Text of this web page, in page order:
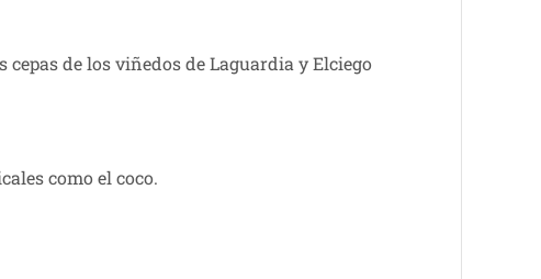
de los viñedos de Laguardia y Elciego
como el coco.